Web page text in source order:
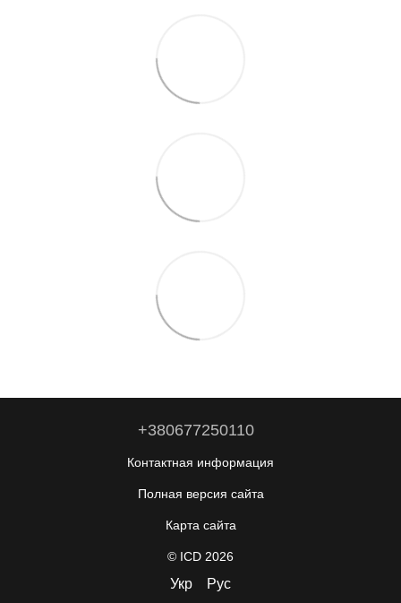
+380677250110
Контактная информация
Полная версия сайта
Карта сайта
© ICD 2026
Укр Рус